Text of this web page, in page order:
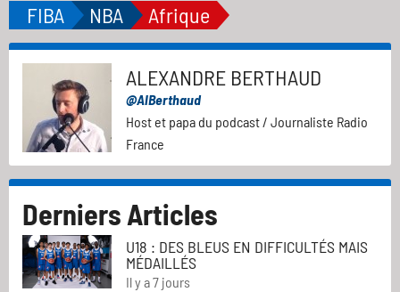
FIBA NBA Afrique
ALEXANDRE BERTHAUD
@AlBerthaud
Host et papa du podcast / Journaliste Radio
France
Derniers Articles
U18 : DES BLEUS EN DIFFICULTÉS MAIS
MÉDAILLÉS
Il y a 7 jours